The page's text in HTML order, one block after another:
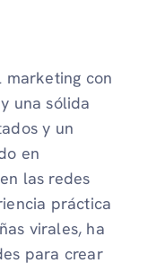
marketing con
una sólida
y un
en
las redes
práctica
virales, ha
para crear